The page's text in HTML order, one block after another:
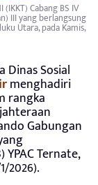
Cabang BS IV
III yang berlangsung
Utara, pada Kamis,
Dinas Sosial
menghadiri
rangka
Gabungan
Ternate,
2026).